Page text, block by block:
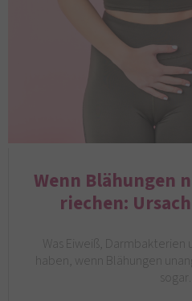
Wenn Blähungen
riechen:
Was Eiweiß, Darmbakterien
haben, wenn Blähungen
sogar…